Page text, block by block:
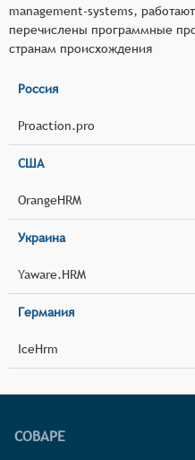
management-systems,
перечислены программные
странам происхождения
Россия
Proaction.pro
США
OrangeHRM
Украина
Yaware.HRM
Германия
IceHrm
СОВАРЕ